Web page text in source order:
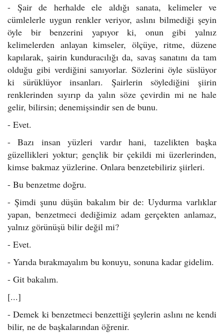
- Şair de herhalde ele aldığı sanata, kelimeler ve
cümlelerle uygun renkler veriyor, aslını bilmediği şeyin
öyle bir benzerini yapıyor ki, onun gibi yalnız
kelimelerden anlayan kimseler, ölçüye, ritme, düzene
kapılarak, şairin kunduracılığı da, savaş sanatını da tam
olduğu gibi verdiğini sanıyorlar. Sözlerini öyle süslüyor
ki sürüklüyor insanları. Şairlerin söylediğini şiirin
renklerinden sıyırıp da yalın söze çevirdin mi ne hale
gelir, bilirsin; denemişsindir sen de bunu.
- Evet.
- Bazı insan yüzleri vardır hani, tazelikten başka
güzellikleri yoktur; gençlik bir çekildi mi üzerlerinden,
kimse bakmaz yüzlerine. Onlara benzetebiliriz şiirleri.
- Bu benzetme doğru.
- Şimdi şunu düşün bakalım bir de: Uydurma varlıklar
yapan, benzetmeci dediğimiz adam gerçekten anlamaz,
yalnız görünüşü bilir değil mi?
- Evet.
- Yarıda bırakmayalım bu konuyu, sonuna kadar gidelim.
- Git bakalım.
[...]
- Demek ki benzetmeci benzettiği şeylerin aslını ne kendi
bilir, ne de başkalarından öğrenir.